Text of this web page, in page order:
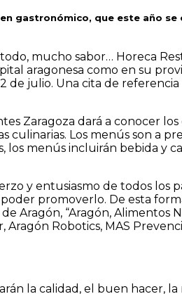
gastronómico, que este año se
mucho sabor… Horeca
aragonesa como en su
de julio. Una cita de
Zaragoza dará a conocer
Los menús son a
menús incluirán bebida y
y entusiasmo de todos
promoverlo. De esta
“Aragón, Alimentos
Aragón Robotics, MAS
la calidad, el buen hacer,